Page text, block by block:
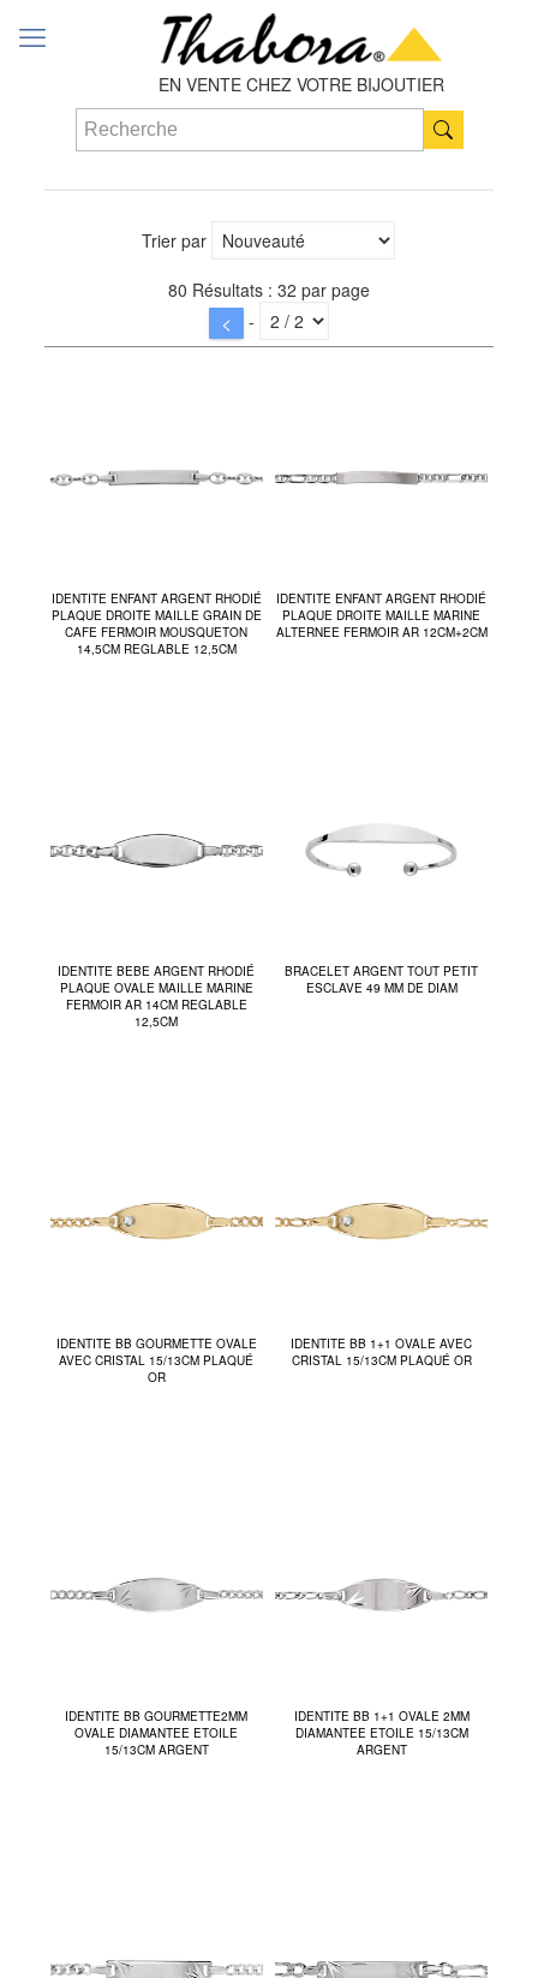
EN VENTE CHEZ VOTRE BIJOUTIER
Trier par
80 Résultats : 32 par page
< -
IDENTITE ENFANT ARGENT RHODIÉ
PLAQUE DROITE MAILLE GRAIN DE
CAFE FERMOIR MOUSQUETON
14,5CM REGLABLE 12,5CM
IDENTITE ENFANT ARGENT RHODIÉ
PLAQUE DROITE MAILLE MARINE
ALTERNEE FERMOIR AR 12CM+2CM
IDENTITE BEBE ARGENT RHODIÉ
PLAQUE OVALE MAILLE MARINE
FERMOIR AR 14CM REGLABLE
12,5CM
BRACELET ARGENT TOUT PETIT
ESCLAVE 49 MM DE DIAM
IDENTITE BB GOURMETTE OVALE
AVEC CRISTAL 15/13CM PLAQUÉ
OR
IDENTITE BB 1+1 OVALE AVEC
CRISTAL 15/13CM PLAQUÉ OR
IDENTITE BB GOURMETTE2MM
OVALE DIAMANTEE ETOILE
15/13CM ARGENT
IDENTITE BB 1+1 OVALE 2MM
DIAMANTEE ETOILE 15/13CM
ARGENT